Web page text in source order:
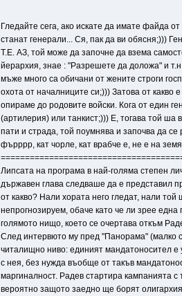
Гледайте сега, ако искате да имате файда
станат генерали... Ся, пак да ви обясня;)))
Т.Е. АЗ, той може да започне да взема
йерархия, знае : "Разрешете да доложа" и
мъже много са обичани от жените строги
охота от началниците си;))) Затова от какво
опираме до родовите войски. Кога от един
(артилерия) или танкист;))) Е, тогава той ша
пати и страда, той поумнява и започва да
фърррр, кат чорле, кат врабче е, не е на
Липсата на програма в най-голяма степен
държавен глава следваше да е представил
от какво? Нали хората него гледат, нали
непрогнозируем, обаче като че ли зрее
голямото нищо, което се очертава откъм
След интервюто му пред "Панорама" (малко
читалищно ниво: единият мандатоносител е
с нея, без нужда въобще от такъв
маргиналност. Радев стартира кампанията
вероятно защото заедно ще борят